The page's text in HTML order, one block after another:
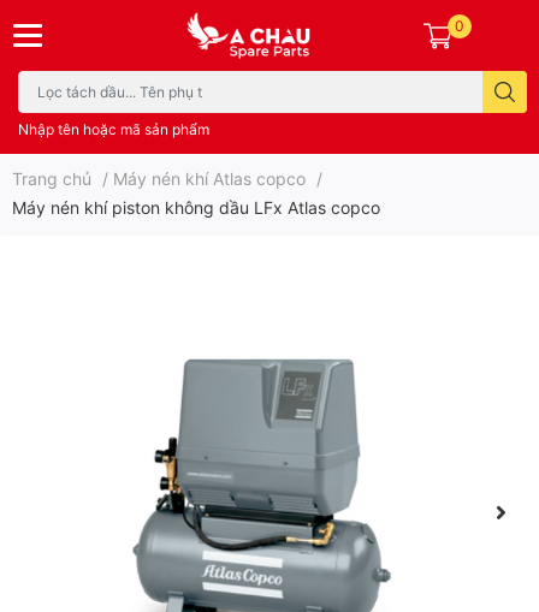
Nhập tên hoặc mã sản phẩm
0
Trang chủ / Máy nén khí Atlas copco /
Máy nén khí piston không dầu LFx Atlas copco